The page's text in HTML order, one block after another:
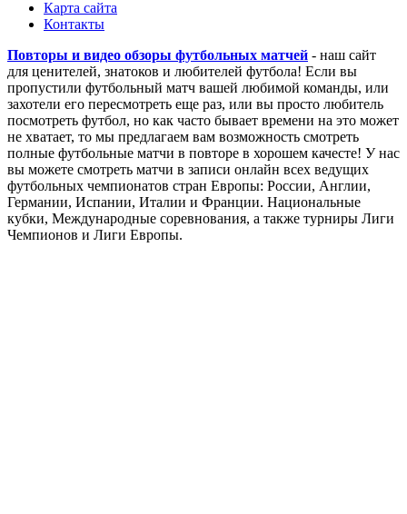
Карта сайта
Контакты
Повторы и видео обзоры футбольных матчей - наш сайт
для ценителей, знатоков и любителей футбола! Если вы
пропустили футбольный матч вашей любимой команды, или
захотели его пересмотреть еще раз, или вы просто любитель
посмотреть футбол, но как часто бывает времени на это может
не хватает, то мы предлагаем вам возможность смотреть
полные футбольные матчи в повторе в хорошем качесте! У нас
вы можете смотреть матчи в записи онлайн всех ведущих
футбольных чемпионатов стран Европы: России, Англии,
Германии, Испании, Италии и Франции. Национальные
кубки, Международные соревнования, а также турниры Лиги
Чемпионов и Лиги Европы.